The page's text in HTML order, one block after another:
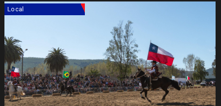
Local